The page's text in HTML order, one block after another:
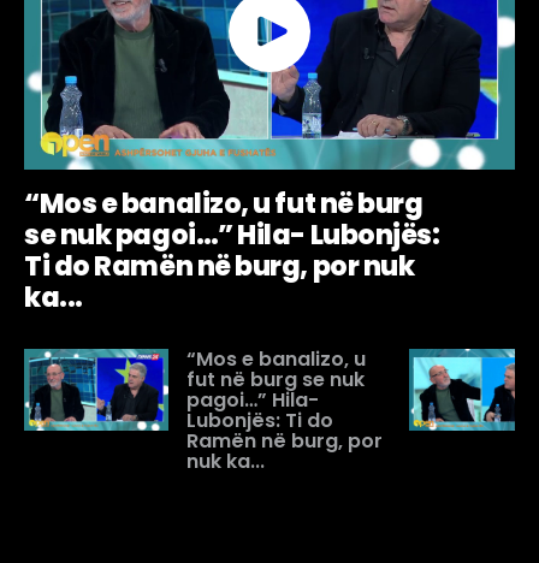
“Mos e banalizo, u fut në burg
se nuk pagoi…” Hila- Lubonjës:
Ti do Ramën në burg, por nuk
ka...
“Mos e banalizo, u
fut në burg se nuk
pagoi…” Hila-
Lubonjës: Ti do
Ramën në burg, por
nuk ka...